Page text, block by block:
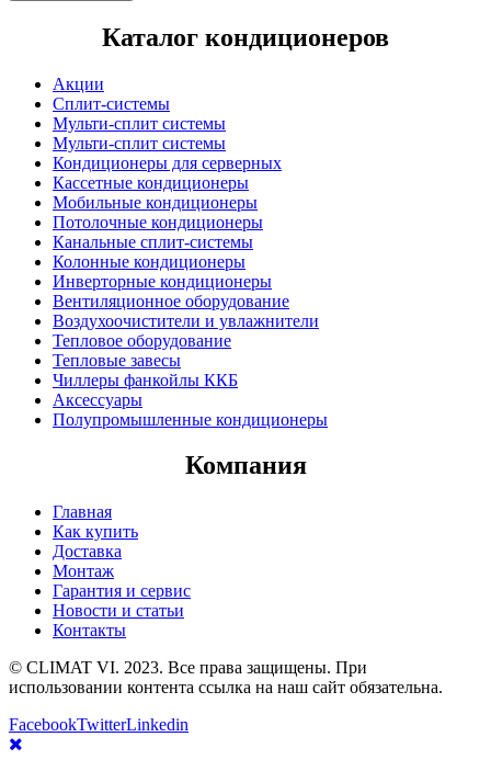
Каталог кондиционеров
Акции
Сплит-системы
Мульти-сплит системы
Мульти-сплит системы
Кондиционеры для серверных
Кассетные кондиционеры
Мобильные кондиционеры
Потолочные кондиционеры
Канальные сплит-системы
Колонные кондиционеры
Инверторные кондиционеры
Вентиляционное оборудование
Воздухоочистители и увлажнители
Тепловое оборудование
Тепловые завесы
Чиллеры фанкойлы ККБ
Аксессуары
Полупромышленные кондиционеры
Компания
Главная
Как купить
Доставка
Монтаж
Гарантия и сервис
Новости и статьи
Контакты
© CLIMAT VI. 2023. Все права защищены. При
использовании контента ссылка на наш сайт обязательна.
FacebookTwitterLinkedin